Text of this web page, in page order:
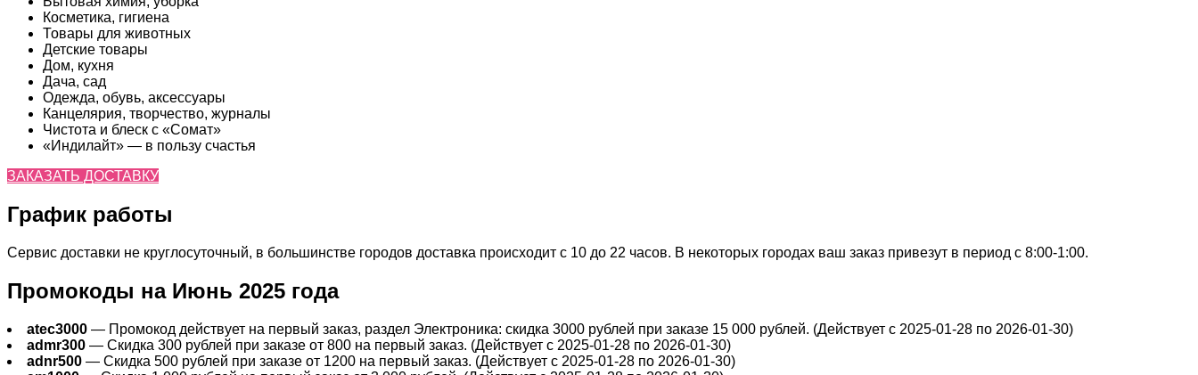
Косметика, гигиена
Товары для животных
Детские товары
Дом, кухня
Дача, сад
Одежда, обувь, аксессуары
Канцелярия, творчество, журналы
Чистота и блеск с «Сомат»
«Индилайт» — в пользу счастья
ЗАКАЗАТЬ ДОСТАВКУ
График работы
Сервис доставки не круглосуточный, в большинстве городов доставка происходит с 10 до 22 часов. В некоторых городах ваш заказ привезут в период с 8:00-1:00.
Промокоды на Июнь 2025 года
atec3000 — Промокод действует на первый заказ, раздел Электроника: скидка 3000 рублей при заказе 15 000 рублей. (Действует с 2025-01-28 по 2026-01-30)
admr300 — Скидка 300 рублей при заказе от 800 на первый заказ. (Действует с 2025-01-28 по 2026-01-30)
adnr500 — Скидка 500 рублей при заказе от 1200 на первый заказ. (Действует с 2025-01-28 по 2026-01-30)